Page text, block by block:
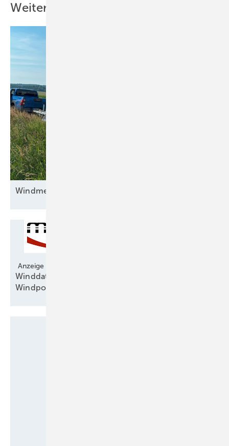
Weitere Inhalte
Windmessungen bleiben
Anzeige
Winddatenportal gibt schnell Aufschluss über
Windpotenzial